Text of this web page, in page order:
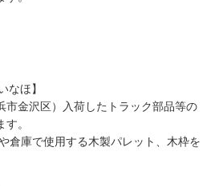
なほ】
金沢区）入荷したトラック部品等の
。
する木製パレット、木枠を